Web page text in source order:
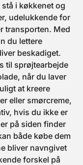
i køkkenet og
udelukkende for
transporten. Med
du lettere
beskadiget.
til sprøjtearbejde
når du laver
at kreere
eller smørcreme,
hvis du ikke er
på siden finder
både købe dem
bliver navngivet
forskel på